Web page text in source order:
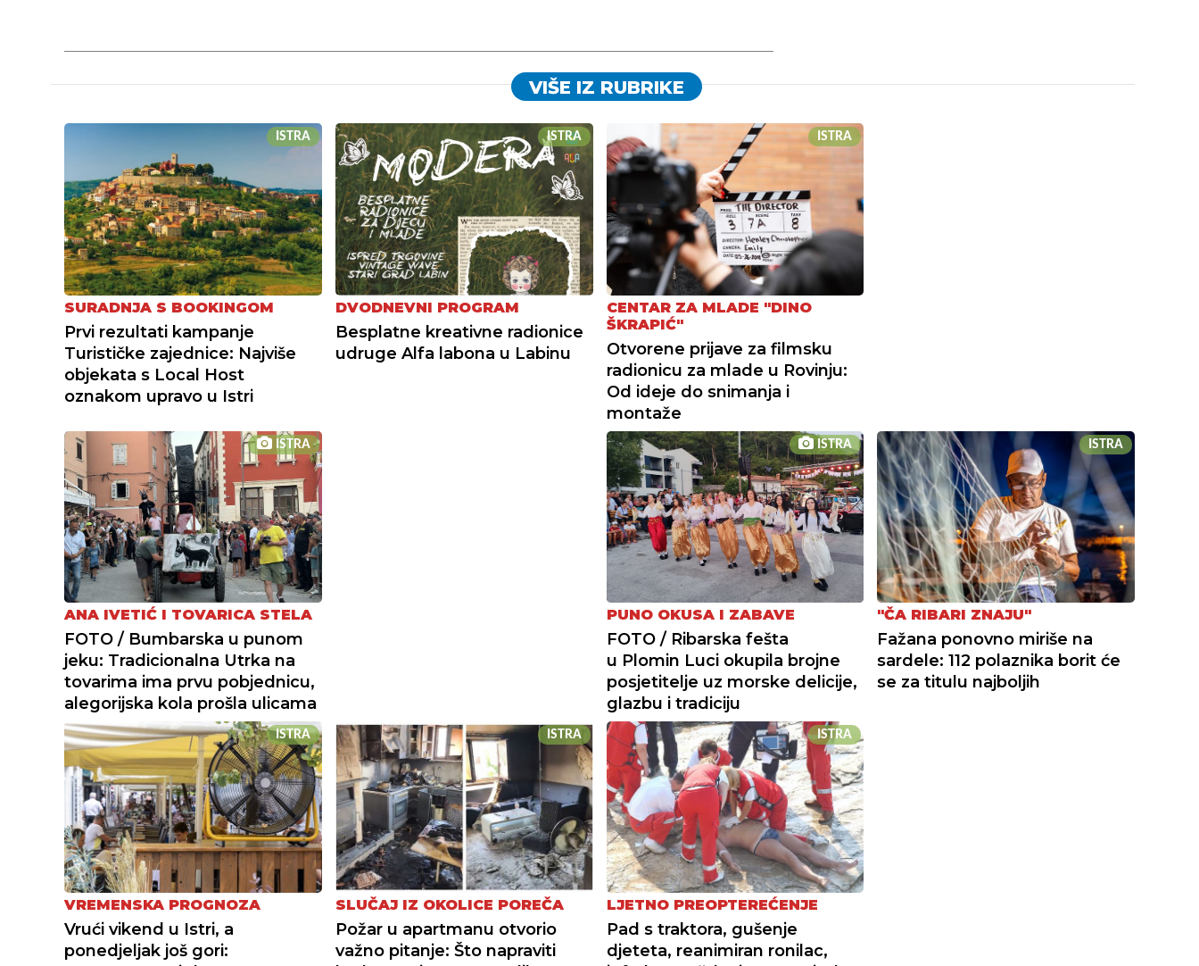
VIŠE IZ RUBRIKE
ISTRA
SURADNJA S BOOKINGOM
Prvi rezultati kampanje
Turističke zajednice: Najviše
objekata s Local Host
oznakom upravo u Istri
ISTRA
DVODNEVNI PROGRAM
Besplatne kreativne radionice
udruge Alfa labona u Labinu
ISTRA
CENTAR ZA MLADE "DINO
ŠKRAPIĆ"
Otvorene prijave za filmsku
radionicu za mlade u Rovinju:
Od ideje do snimanja i
montaže
ISTRA
ANA IVETIĆ I TOVARICA STELA
FOTO / Bumbarska u punom
jeku: Tradicionalna Utrka na
tovarima ima prvu pobjednicu,
alegorijska kola prošla ulicama
ISTRA
PUNO OKUSA I ZABAVE
FOTO / Ribarska fešta
u Plomin Luci okupila brojne
posjetitelje uz morske delicije,
glazbu i tradiciju
ISTRA
"ČA RIBARI ZNAJU"
Fažana ponovno miriše na
sardele: 112 polaznika borit će
se za titulu najboljih
ISTRA
VREMENSKA PROGNOZA
Vrući vikend u Istri, a
ponedjeljak još gori:
ISTRA
SLUČAJ IZ OKOLICE POREČA
Požar u apartmanu otvorio
važno pitanje: Što napraviti
ISTRA
LJETNO PREOPTEREĆENJE
Pad s traktora, gušenje
djeteta, reanimiran ronilac,